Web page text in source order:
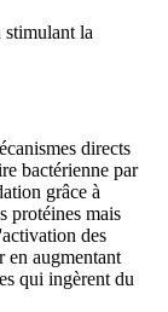
stimulant la
directs
bactérienne par
grâce à
protéines mais
des
en augmentant
qui ingèrent du